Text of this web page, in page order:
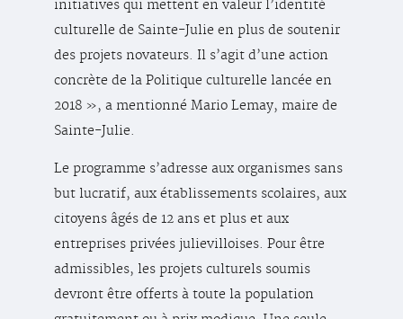
initiatives qui mettent en valeur l’identité
culturelle de Sainte-Julie en plus de soutenir
des projets novateurs. Il s’agit d’une action
concrète de la Politique culturelle lancée en
2018 », a mentionné Mario Lemay, maire de
Sainte-Julie.
Le programme s’adresse aux organismes sans
but lucratif, aux établissements scolaires, aux
citoyens âgés de 12 ans et plus et aux
entreprises privées julievilloises. Pour être
admissibles, les projets culturels soumis
devront être offerts à toute la population